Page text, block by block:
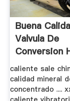
Buena
Valvula De
Conversion
Street.
caliente sale
calidad mineral
concentrado ....